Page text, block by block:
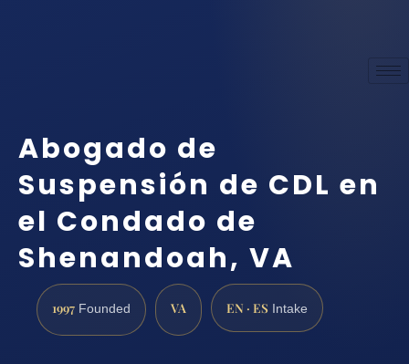
Abogado de
Suspensión de CDL en
el Condado de
Shenandoah, VA
1997 Founded VA EN · ES Intake